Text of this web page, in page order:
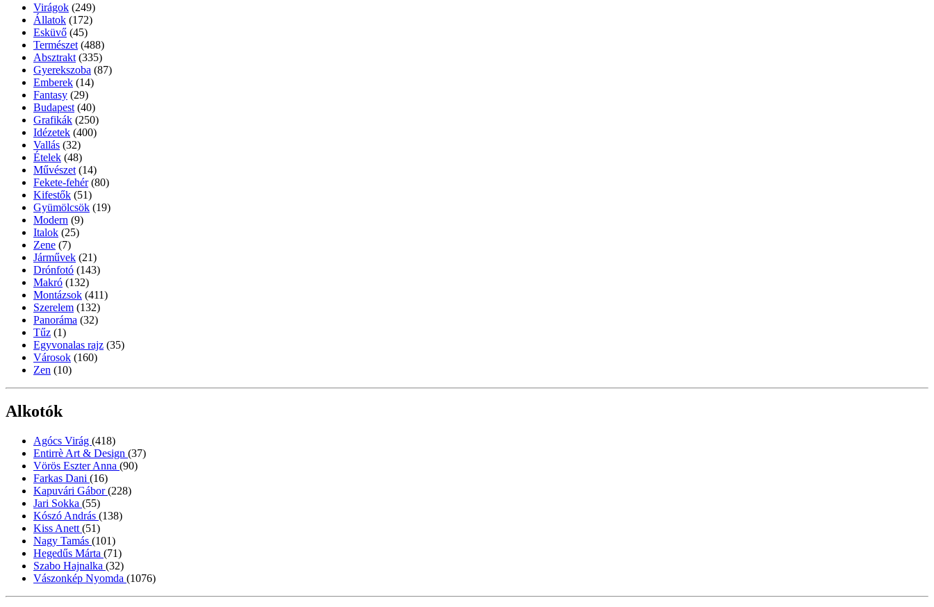
Virágok (249)
Állatok (172)
Esküvő (45)
Természet (488)
Absztrakt (335)
Gyerekszoba (87)
Emberek (14)
Fantasy (29)
Budapest (40)
Grafikák (250)
Idézetek (400)
Vallás (32)
Ételek (48)
Művészet (14)
Fekete-fehér (80)
Kifestők (51)
Gyümölcsök (19)
Modern (9)
Italok (25)
Zene (7)
Járművek (21)
Drónfotó (143)
Makró (132)
Montázsok (411)
Szerelem (132)
Panoráma (32)
Tűz (1)
Egyvonalas rajz (35)
Városok (160)
Zen (10)
Alkotók
Agócs Virág (418)
Entirrè Art & Design (37)
Vörös Eszter Anna (90)
Farkas Dani (16)
Kapuvári Gábor(228)
Jari Sokka (55)
Kószó András (138)
Kiss Anett (51)
Nagy Tamás (101)
Hegedűs Márta (71)
Szabo Hajnalka (32)
Vászonkép Nyomda (1076)